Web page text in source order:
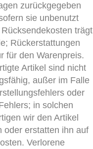
zurückgegeben
sie unbenutzt
trägt
Rückerstattungen
für den Warenpreis.
Artikel sind nicht
außer im Falle
oder
in solchen
wir den Artikel
oder erstatten ihn auf
Verlorene